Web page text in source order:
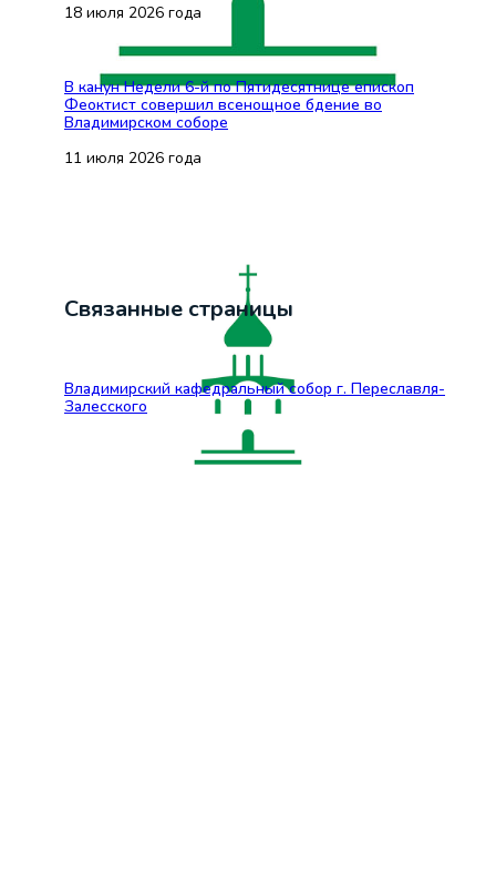
18 июля 2026 года
В канун Недели 6-й по Пятидесятнице епископ
Феоктист совершил всенощное бдение во
Владимирском соборе
11 июля 2026 года
Связанные страницы
Владимирский кафедральный собор г. Переславля-
Залесского